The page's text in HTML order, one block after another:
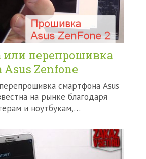
перепрошивка
Asus Zenfone
смартфона Asus
на рынке благодаря
и ноутбукам,…